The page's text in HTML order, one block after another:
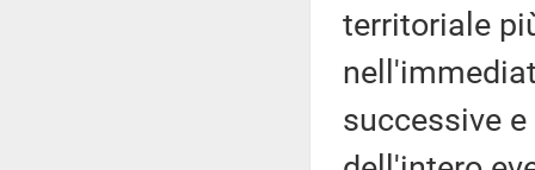
territoriale
successive